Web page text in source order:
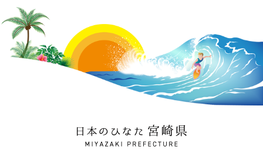
日本のひなた 宮崎県
MIYAZAKI PREFECTURE